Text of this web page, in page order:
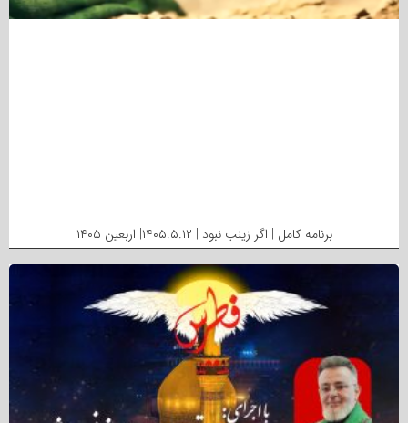
برنامه کامل | اگر زینب نبود | ۱۴۰۵.۵.۱۲| اربعین ۱۴۰۵